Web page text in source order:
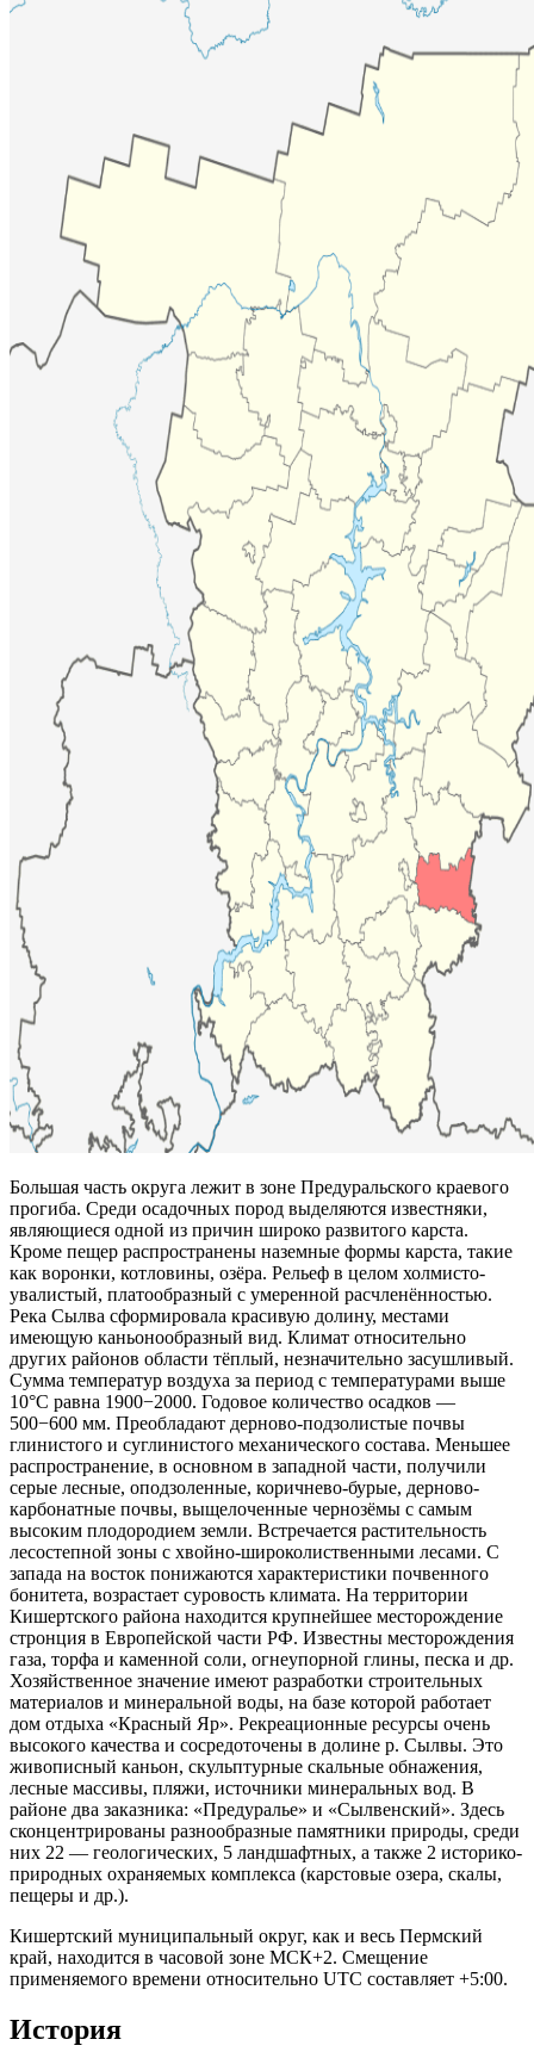
Большая часть округа лежит в зоне Предуральского краевого
прогиба. Среди осадочных пород выделяются известняки,
являющиеся одной из причин широко развитого карста.
Кроме пещер распространены наземные формы карста, такие
как воронки, котловины, озёра. Рельеф в целом холмисто-
увалистый, платообразный с умеренной расчленённостью.
Река Сылва сформировала красивую долину, местами
имеющую каньонообразный вид. Климат относительно
других районов области тёплый, незначительно засушливый.
Сумма температур воздуха за период с температурами выше
10°С равна 1900−2000. Годовое количество осадков —
500−600 мм. Преобладают дерново-подзолистые почвы
глинистого и суглинистого механического состава. Меньшее
распространение, в основном в западной части, получили
серые лесные, оподзоленные, коричнево-бурые, дерново-
карбонатные почвы, выщелоченные чернозёмы с самым
высоким плодородием земли. Встречается растительность
лесостепной зоны с хвойно-широколиственными лесами. С
запада на восток понижаются характеристики почвенного
бонитета, возрастает суровость климата. На территории
Кишертского района находится крупнейшее месторождение
стронция в Европейской части РФ. Известны месторождения
газа, торфа и каменной соли, огнеупорной глины, песка и др.
Хозяйственное значение имеют разработки строительных
материалов и минеральной воды, на базе которой работает
дом отдыха «Красный Яр». Рекреационные ресурсы очень
высокого качества и сосредоточены в долине р. Сылвы. Это
живописный каньон, скульптурные скальные обнажения,
лесные массивы, пляжи, источники минеральных вод. В
районе два заказника: «Предуралье» и «Сылвенский». Здесь
сконцентрированы разнообразные памятники природы, среди
них 22 — геологических, 5 ландшафтных, а также 2 историко-
природных охраняемых комплекса (карстовые озера, скалы,
пещеры и др.).
Кишертский муниципальный округ, как и весь Пермский
край, находится в часовой зоне МСК+2. Смещение
применяемого времени относительно UTC составляет +5:00.
История